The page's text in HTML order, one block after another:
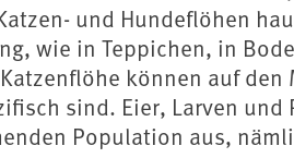
und Hundeflöhen
wie in Teppichen, in
können auf
sind. Eier, Larven
Population aus,